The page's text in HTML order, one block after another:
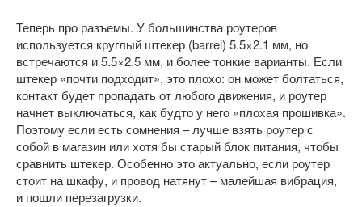
Теперь про разъемы. У большинства роутеров
используется круглый штекер (barrel) 5.5×2.1 мм, но
встречаются и 5.5×2.5 мм, и более тонкие варианты. Если
штекер «почти подходит», это плохо: он может болтаться,
контакт будет пропадать от любого движения, и роутер
начнет выключаться, как будто у него «плохая прошивка».
Поэтому если есть сомнения – лучше взять роутер с
собой в магазин или хотя бы старый блок питания, чтобы
сравнить штекер. Особенно это актуально, если роутер
стоит на шкафу, и провод натянут – малейшая вибрация,
и пошли перезагрузки.